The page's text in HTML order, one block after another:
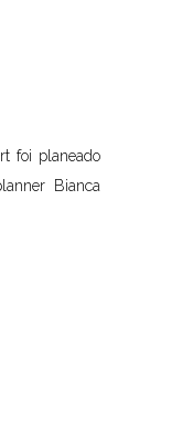
foi planeado
Bianca